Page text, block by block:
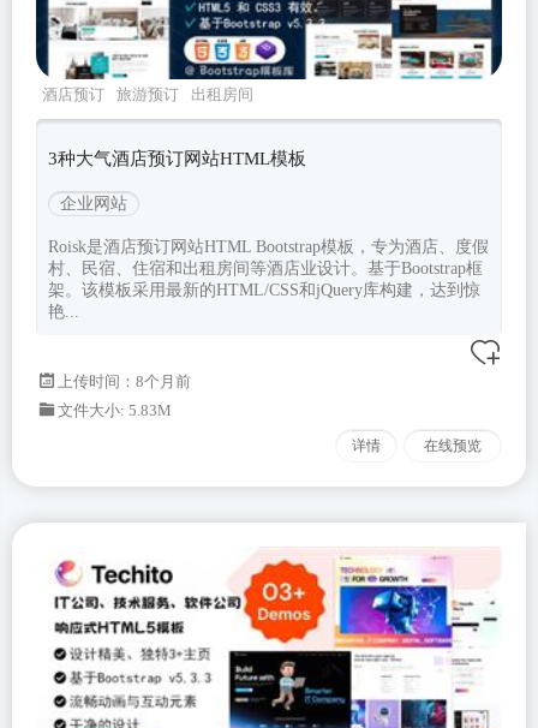
酒店预订 旅游预订
出租房间
roisk
Bootstrapv533
3种大气酒店预订网站HTML模板
企业网站
Roisk是酒店预订网站HTML Bootstrap模板，专为酒店、度假
村、民宿、住宿和出租房间等酒店业设计。基于Bootstrap框
架。该模板采用最新的HTML/CSS和jQuery库构建，达到惊
艳...
上传时间：8个月前
文件大小: 5.83M
详情 在线预览